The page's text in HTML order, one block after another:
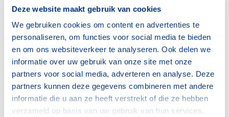
Deze website maakt gebruik van cookies
We gebruiken cookies om content en advertenties te
personaliseren, om functies voor social media te bieden
en om ons websiteverkeer te analyseren. Ook delen we
informatie over uw gebruik van onze site met onze
partners voor social media, adverteren en analyse. Deze
partners kunnen deze gegevens combineren met andere
informatie die u aan ze heeft verstrekt of die ze hebben
verzameld op basis van uw gebruik van hun services.
Alcoholhoudende dranken
17.3 Reclamecode voor Alcoholvrij en
Alcoholarm Bier
17.4 Bewuste keuzes op het gebied van
alcohol
17.5 Sponsormogelijkheden voor
voedingsmiddelen
17.6 Reclamecode voor
Voedingsmiddelen